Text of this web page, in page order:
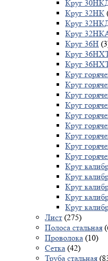
Круг
Круг 32НК
Круг
Круг
Круг 36Н
Круг
Круг
Круг
Круг
Круг
Круг
Круг
Круг
Круг
Круг
Круг
Круг
Круг
Круг
Круг
Круг
Лист (275)
Полоса стальная
Проволока (10)
Сетка (42)
Труба стальная